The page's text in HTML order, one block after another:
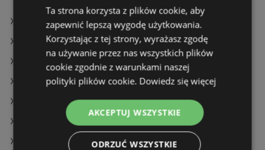
Oferty Lidl
Oferty Stokrotka
Oferty SPAR
Aktualne gazetki Gram Market
Aktualne gazetki Dealz
Aktualne gazetki Kaufland
Aktualne gazetki Biedronka
Ta strona korzysta z plików cookie, aby
zapewnić lepszą wygodę użytkowania.
Korzystając z tej strony, wyrażasz zgodę
na używanie przez nas wszystkich plików
cookie zgodnie z warunkami naszej
polityki plików cookie. Dowiedz się więcej
AKCEPTUJ WSZYSTKIE
ODRZUĆ WSZYSTKIE